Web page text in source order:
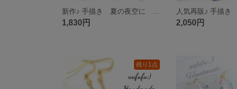
1,830円 2,050円
残り1点